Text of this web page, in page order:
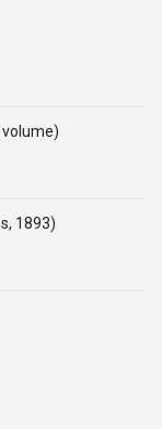
1893)